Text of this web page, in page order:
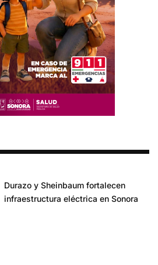
Durazo y Sheinbaum fortalecen
infraestructura eléctrica en Sonora